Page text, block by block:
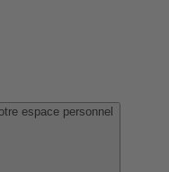
espace personnel